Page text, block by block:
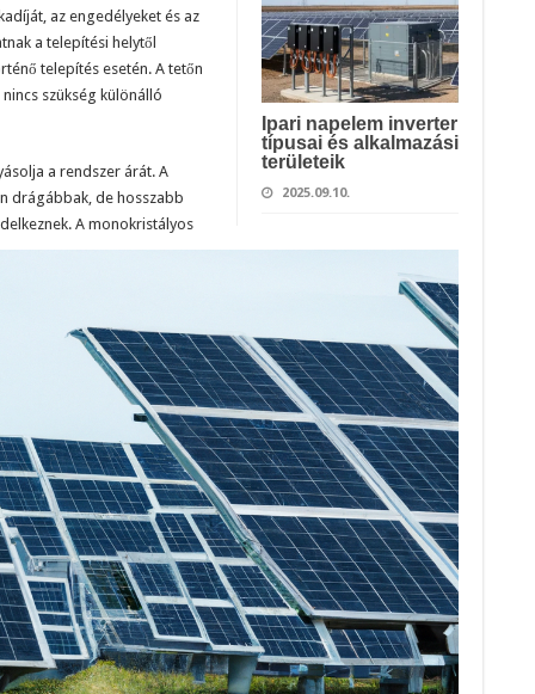
Ipari napelem inverter
típusai és alkalmazási
területeik
2025.09.10.
az engedélyeket és az
a telepítési helytől
telepítés esetén. A tetőn
szükség különálló
a rendszer árát. A
drágábbak, de hosszabb
A monokristályos